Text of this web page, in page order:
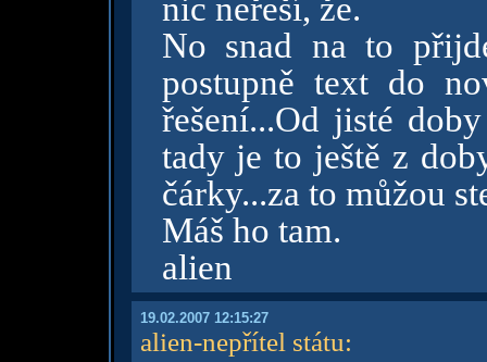
nic neřeší, že.
No snad na to
postupně text do
řešení...Od jisté
tady je to ještě z
čárky...za to můžou
Máš ho tam.
alien
19.02.2007 12:15:27
alien-nepřítel státu: